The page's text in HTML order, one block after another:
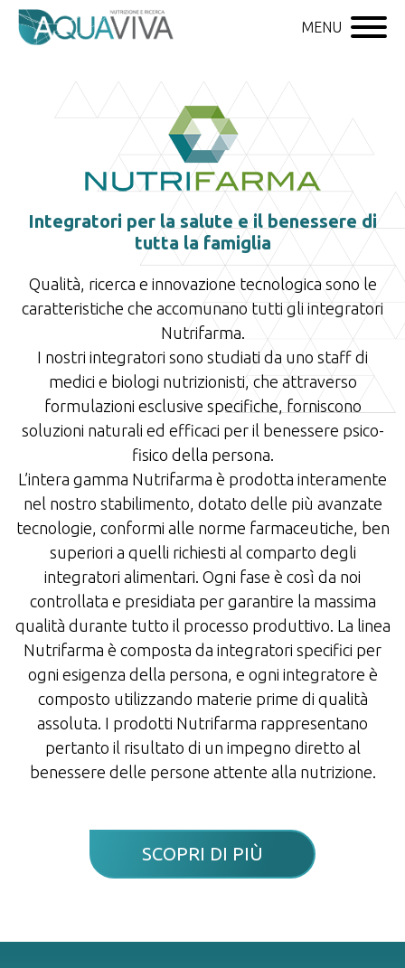
MENU
Integratori per la salute e il benessere di
tutta la famiglia
Qualità, ricerca e innovazione tecnologica sono le
caratteristiche che accomunano tutti gli integratori
Nutrifarma.
I nostri integratori sono studiati da uno staff di
medici e biologi nutrizionisti, che attraverso
formulazioni esclusive specifiche, forniscono
soluzioni naturali ed efficaci per il benessere psico-
fisico della persona.
L’intera gamma Nutrifarma è prodotta interamente
nel nostro stabilimento, dotato delle più avanzate
tecnologie, conformi alle norme farmaceutiche, ben
superiori a quelli richiesti al comparto degli
integratori alimentari. Ogni fase è così da noi
controllata e presidiata per garantire la massima
qualità durante tutto il processo produttivo. La linea
Nutrifarma è composta da integratori specifici per
ogni esigenza della persona, e ogni integratore è
composto utilizzando materie prime di qualità
assoluta. I prodotti Nutrifarma rappresentano
pertanto il risultato di un impegno diretto al
benessere delle persone attente alla nutrizione.
SCOPRI DI PIÙ